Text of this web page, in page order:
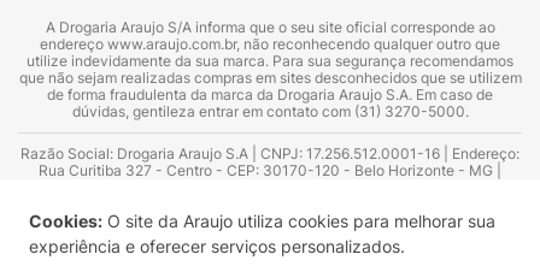
Cookies: O site da Araujo utiliza cookies para melhorar sua
experiência e oferecer serviços personalizados.
A Drogaria Araujo S/A informa que o seu site oficial corresponde ao
endereço www.araujo.com.br, não reconhecendo qualquer outro que
utilize indevidamente da sua marca. Para sua segurança recomendamos
que não sejam realizadas compras em sites desconhecidos que se utilizem
de forma fraudulenta da marca da Drogaria Araujo S.A. Em caso de
dúvidas, gentileza entrar em contato com (31) 3270-5000.
Razão Social: Drogaria Araujo S.A | CNPJ: 17.256.512.0001-16 | Endereço:
Rua Curitiba 327 - Centro - CEP: 30170-120 - Belo Horizonte - MG |
Azevedo Guimarães – CRF 10.965 | Yasmin Silva Alvarenga – CRF 52.584 -
Consultor substituto: Thiago Aguiar Pinheiro - CRF Nº 13.748. Alvará
Sanitário: 2025020713 | Autorização de Funcionamento da Empresa (AFE):